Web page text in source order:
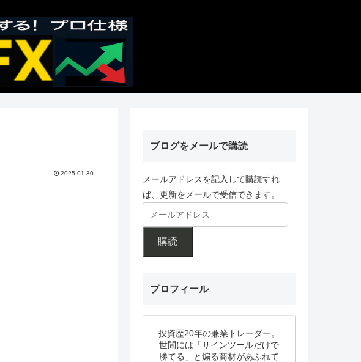
2025.01.30
ブログをメールで購読
メールアドレスを記入して購読すれ
ば、更新をメールで受信できます。
購読
プロフィール
投資歴20年の兼業トレーダー。
世間には「サインツールだけで
勝てる」と煽る商材があふれて